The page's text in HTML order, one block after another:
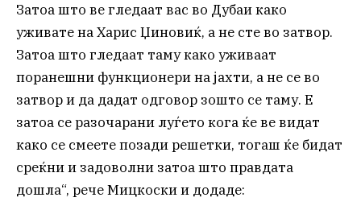
Затоа што ве гледаат вас во Дубаи како
уживате на Харис Џиновиќ, а не сте во затвор.
Затоа што гледаат таму како уживаат
поранешни функционери на јахти, а не се во
затвор и да дадат одговор зошто се таму. Е
затоа се разочарани луѓето кога ќе ве видат
како се смеете позади решетки, тогаш ќе бидат
среќни и задоволни затоа што правдата
дошла“, рече Мицкоски и додаде: